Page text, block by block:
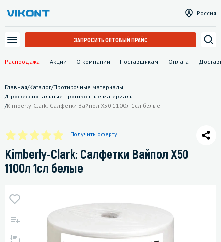
Распродажа Акции О компании Поставщикам Оплата
Россия
ЗАПРОСИТЬ ОПТОВЫЙ ПРАЙС
Главная/Каталог/Протирочные материалы
/Профессиональные протирочные материалы
/Kimberly-Clark: Салфетки Вайпол Х50 1100л 1сл белые
Получить оферту
Kimberly-Clark: Салфетки Вайпол Х50
1100л 1сл белые